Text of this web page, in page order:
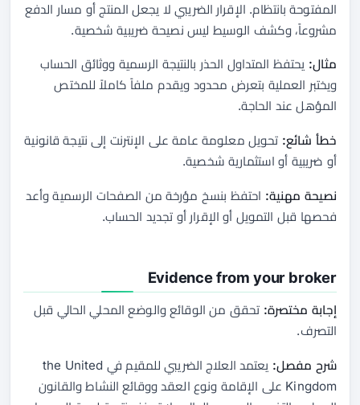
المفتوحة بانتظام. الإقرار الضريبي لا يجعل المنتج أو مسار الدفع
مشروعاً، وكشف الوسيط ليس نصيحة ضريبية شخصية.
مثال: يحتفظ المتداول الحذر بالنتيجة الرسمية ووثائق الحساب
ويختبر العملية بتعرض محدود ويقدم ملفاً كاملاً للمختص
المؤهل عند الحاجة.
خطأ شائع: تحويل معلومة عامة على الإنترنت إلى نتيجة قانونية
أو ضريبية أو استثمارية شخصية.
نصيحة مهنية: احتفظ بنسخ مؤرخة من الصفحات الرسمية وأعد
فحصها قبل التمويل أو الإقرار أو تجديد الحساب.
Evidence from your broker
إجابة مختصرة: تحقق من الوقائع والوضع المحلي الحالي قبل
التصرف.
شرح مفصل:
يعتمد العلاج الضريبي للمقيم في the United
Kingdom على الإقامة ونوع العقد ووقائع النشاط والقانون